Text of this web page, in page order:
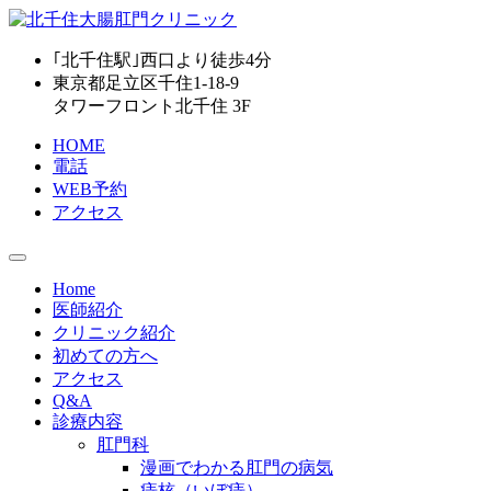
｢北千住駅｣西口より 徒歩4分
東京都足立区千住1-18-9
タワーフロント北千住 3F
HOME
電話
WEB予約
アクセス
Home
医師紹介
クリニック紹介
初めての方へ
アクセス
Q&A
診療内容
肛門科
漫画でわかる肛門の病気